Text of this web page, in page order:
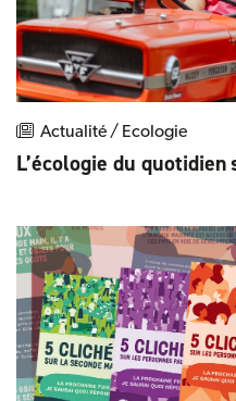
Actualité / Ecologie
L’écologie du